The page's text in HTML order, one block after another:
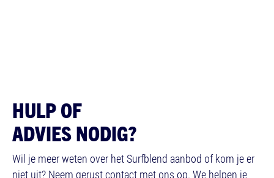
HULP OF
ADVIES NODIG?
Wil je meer weten over het Surfblend aanbod of kom je er
niet uit? Neem gerust contact met ons op. We helpen je